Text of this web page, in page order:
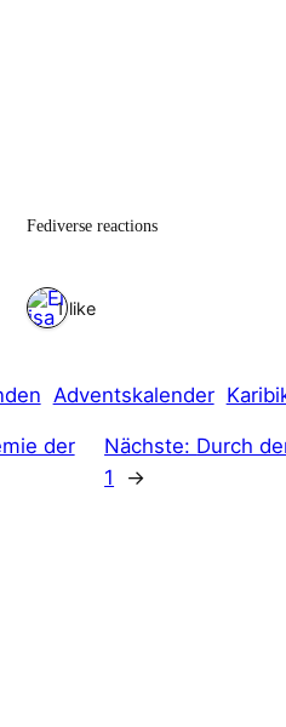
Fediverse reactions
1 like
Adventskalender
der
Nächste: Durch
1
→